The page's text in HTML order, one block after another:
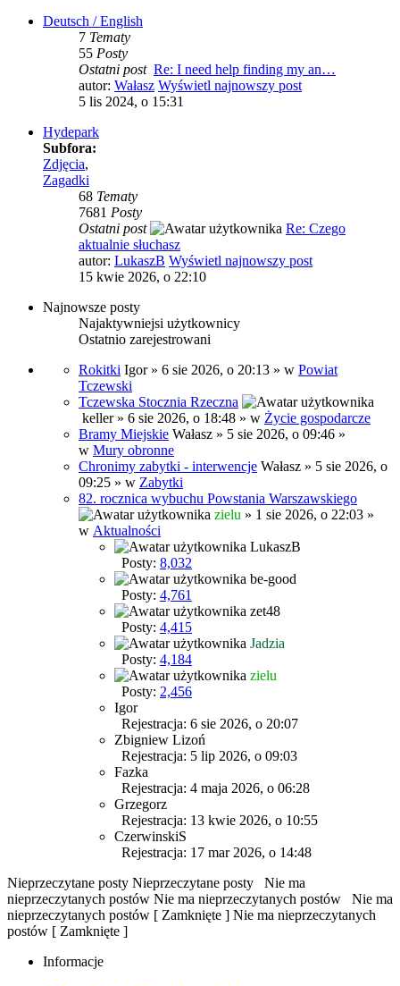
Deutsch / English
7 Tematy
55 Posty
Ostatni post Re: I need help finding my an…
autor: Wałasz Wyświetl najnowszy post
5 lis 2024, o 15:31
Hydepark
Subfora:
Zdjęcia,
Zagadki
68 Tematy
7681 Posty
Ostatni post
Re: Czego
aktualnie słuchasz
autor: LukaszB Wyświetl najnowszy post
15 kwie 2026, o 22:10
Najnowsze posty
Najaktywniejsi użytkownicy
Ostatnio zarejestrowani
Rokitki Igor» 6 sie 2026, o 20:13 » w Powiat
Tczewski
Tczewska Stocznia Rzeczna
keller» 6 sie 2026, o 18:48 » w Życie gospodarcze
Bramy Miejskie Wałasz » 5 sie 2026, o 09:46 »
w Mury obronne
Chronimy zabytki - interwencje Wałasz » 5 sie 2026, o
09:25 » w Zabytki
82. rocznica wybuchu Powstania Warszawskiego
zielu » 1 sie 2026, o 22:03 »
w Aktualności
LukaszB
Posty: 8,032
be-good
Posty: 4,761
zet48
Posty: 4,415
Jadzia
Posty: 4,184
zielu
Posty: 2,456
Igor
Rejestracja: 6 sie 2026, o 20:07
Zbigniew Lizoń
Rejestracja: 5 lip 2026, o 09:03
Fazka
Rejestracja: 4 maja 2026, o 06:28
Grzegorz
Rejestracja: 13 kwie 2026, o 10:55
CzerwinskiS
Rejestracja: 17 mar 2026, o 14:48
Nieprzeczytane posty Nieprzeczytane posty Nie ma
nieprzeczytanych postów Nie ma nieprzeczytanych postów Nie ma
nieprzeczytanych postów [ Zamknięte ] Nie ma nieprzeczytanych
postów [ Zamknięte ]
Informacje